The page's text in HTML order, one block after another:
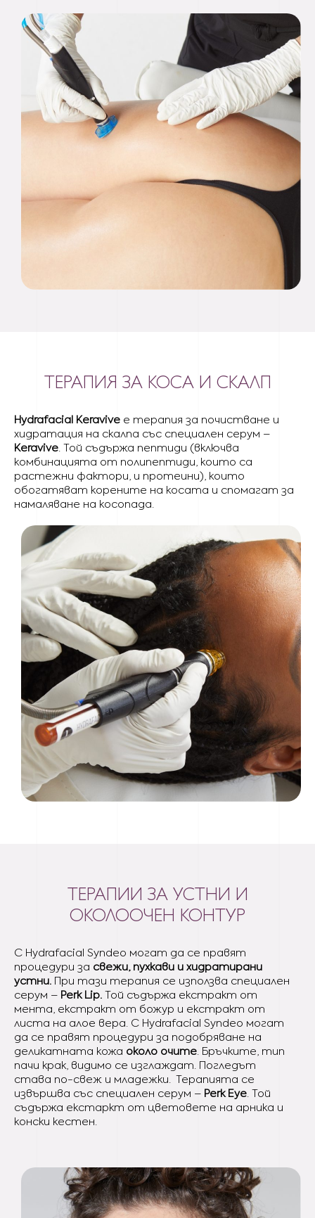
ТЕРАПИЯ ЗА КОСА И СКАЛП
Hydrafacial Keravive е терапия за почистване и
хидратация на скалпа със специален серум –
Keravive. Той съдържа пептиди (включва
комбинацията от полипептиди, които са
растежни фактори, и протеини), които
обогатяват корените на косата и спомагат за
намаляване на косопада.
ТЕРАПИИ ЗА УСТНИ И
ОКОЛООЧЕН КОНТУР
С Hydrafacial Syndeo могат да се правят
процедури за свежи, пухкави и хидратирани
устни. При тази терапия се използва специален
серум – Perk Lip. Той съдържа екстракт от
мента, екстракт от божур и екстракт от
листа на алое вера. С Hydrafacial Syndeo могат
да се правят процедури за подобряване на
деликатната кожа около очите. Бръчките, тип
пачи крак, видимо се изглаждат. Погледът
става по-свеж и младежки. Терапията се
извършва със специален серум – Perk Eye. Той
съдържа екстаркт от цветовете на арника и
конски кестен.